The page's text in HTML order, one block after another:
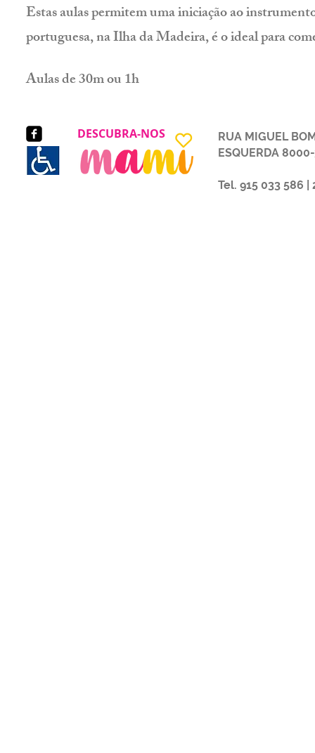
Estas aulas permitem uma iniciação ao
portuguesa, na Ilha da Madeira, é o ideal para
Aulas de 30m ou 1h
DESCUBRA-NOS
RUA MIGUEL
ESQUERDA
Tel. 915 033 586 |